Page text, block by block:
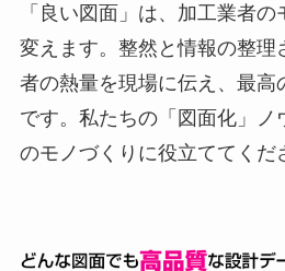
「良い図面」は、加工業者
変えます。整然と情報の整理
者の熱量を現場に伝え、最高
です。私たちの「図面化」ノ
のモノづくりに役立ててくだ